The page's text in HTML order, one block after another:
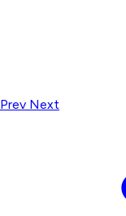
Prev Next